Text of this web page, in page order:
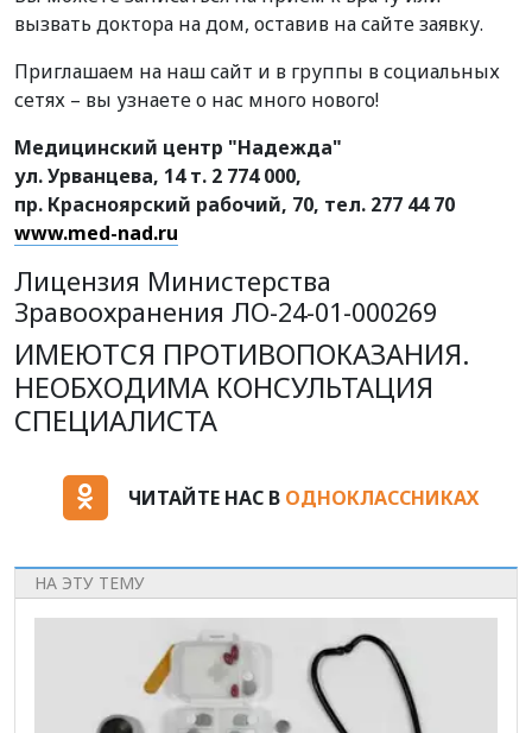
вызвать доктора на дом, оставив на сайте заявку.
Приглашаем на наш сайт и в группы в социальных
сетях – вы узнаете о нас много нового!
Медицинский центр "Надежда"
ул. Урванцева, 14 т. 2 774 000,
пр. Красноярский рабочий, 70, тел. 277 44 70
www.med-nad.ru
Лицензия Министерства
Зравоохранения ЛО-24-01-000269
ИМЕЮТСЯ ПРОТИВОПОКАЗАНИЯ.
НЕОБХОДИМА КОНСУЛЬТАЦИЯ
СПЕЦИАЛИСТА
ЧИТАЙТЕ НАС В ОДНОКЛАССНИКАХ
НА ЭТУ ТЕМУ